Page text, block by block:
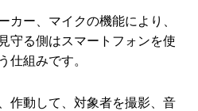
カー、マイクの機能により、
守る側はスマートフォンを使
仕組みです。
作動して、対象者を撮影、音